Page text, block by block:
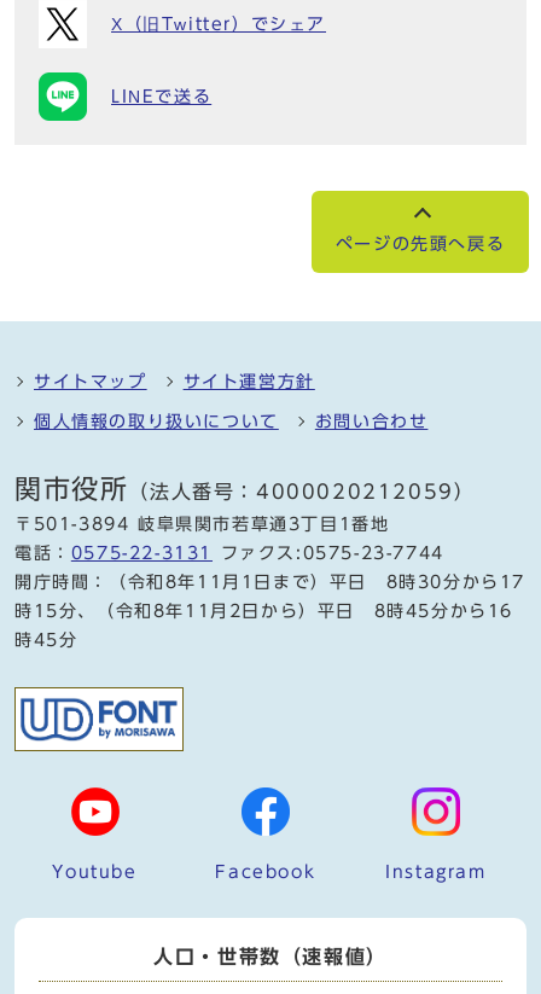
X（旧Twitter）でシェア
LINEで送る
ページの先頭へ戻る
サイトマップ サイト運営方針
個人情報の取り扱いについて お問い合わせ
関市役所 （法人番号：4000020212059）
〒501-3894 岐阜県関市若草通3丁目1番地
電話： 0575-22-3131
ファクス:0575-23-7744
開庁時間：（令和8年11月1日まで）平日 8時30分から17
時15分、（令和8年11月2日から）平日 8時45分から16
時45分
Youtube Facebook Instagram
人口・世帯数（速報値）